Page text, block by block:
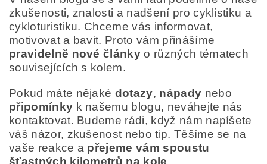
zkušenosti, znalosti a nadšení pro cyklistiku a
cykloturistiku. Chceme vás informovat,
motivovat a bavit. Proto vám přinášíme
pravidelně nové články o různých tématech
souvisejících s kolem.
Pokud máte nějaké dotazy, nápady nebo
připomínky k našemu blogu, neváhejte nás
kontaktovat. Budeme rádi, když nám napíšete
váš názor, zkušenost nebo tip. Těšíme se na
vaše reakce a přejeme vám spoustu